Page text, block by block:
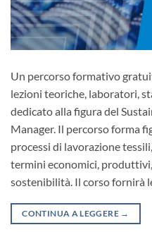
Un percorso formativo
lezioni teoriche, laboratori,
dedicato alla figura del
Manager. Il percorso forma
processi di lavorazione
termini economici,
sostenibilità. Il corso fornirà
CONTINUA A LEGGERE →